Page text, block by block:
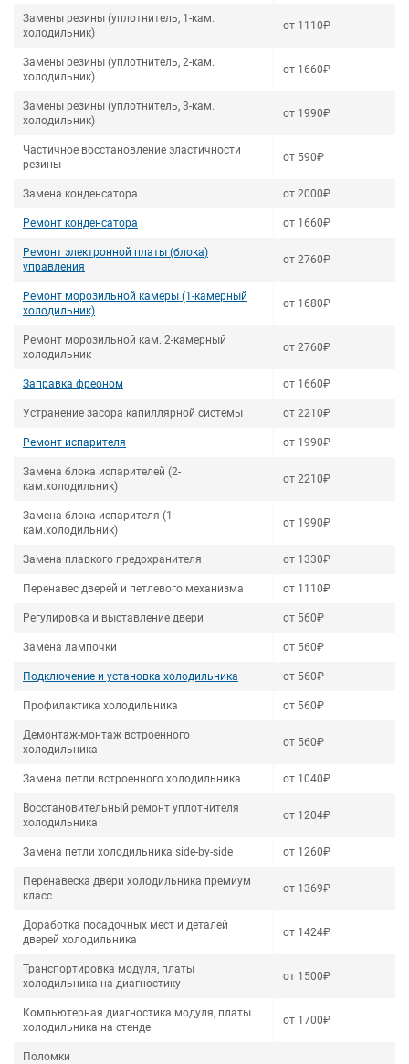
Замены резины (уплотнитель, 1-кам.
холодильник)
от 1110₽
Замены резины (уплотнитель, 2-кам.
холодильник)
от 1660₽
Замены резины (уплотнитель, 3-кам.
холодильник)
от 1990₽
Частичное восстановление эластичности
резины
от 590₽
Замена конденсатора от 2000₽
Ремонт конденсатора от 1660₽
Ремонт электронной платы (блока)
управления
от 2760₽
Ремонт морозильной камеры (1-камерный
холодильник)
от 1680₽
Ремонт морозильной кам. 2-камерный
холодильник
от 2760₽
Заправка фреоном от 1660₽
Устранение засора капиллярной системы от 2210₽
Ремонт испарителя от 1990₽
Замена блока испарителей (2-
кам.холодильник)
от 2210₽
Замена блока испарителя (1-
кам.холодильник)
от 1990₽
Замена плавкого предохранителя от 1330₽
Перенавес дверей и петлевого механизма от 1110₽
Регулировка и выставление двери от 560₽
Замена лампочки от 560₽
Подключение и установка холодильника от 560₽
Профилактика холодильника от 560₽
Демонтаж-монтаж встроенного
холодильника
от 560₽
Замена петли встроенного холодильника от 1040₽
Восстановительный ремонт уплотнителя
холодильника
от 1204₽
Замена петли холодильника side-by-side от 1260₽
Перенавеска двери холодильника премиум
класс
от 1369₽
Доработка посадочных мест и деталей
дверей холодильника
от 1424₽
Транспортировка модуля, платы
холодильника на диагностику
от 1500₽
Компьютерная диагностика модуля, платы
холодильника на стенде
от 1700₽
Поломки